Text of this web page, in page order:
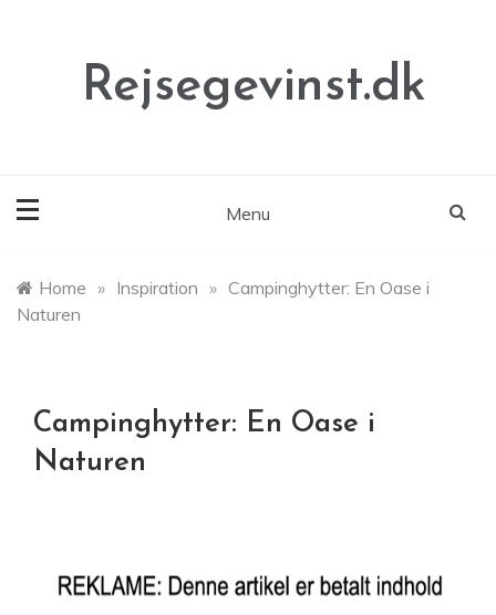
Rejsegevinst.dk
Menu
Home » Inspiration » Campinghytter: En Oase i
Naturen
Campinghytter: En Oase i
Naturen